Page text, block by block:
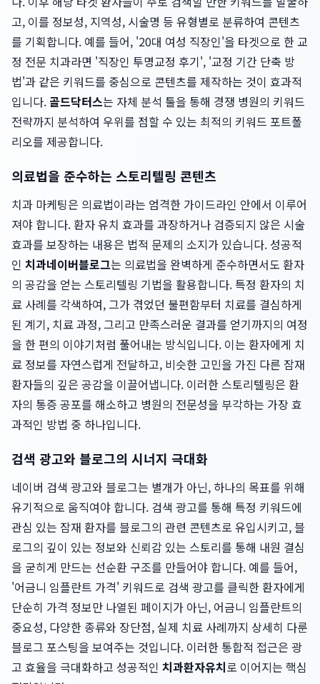
고, 이를 정보성, 지역성, 시술명 등 유형별로 분류하여 콘텐츠
를 기획합니다. 예를 들어, '20대 여성 직장인'을 타겟으로 한 교
정 전문 치과라면 '직장인 투명교정 후기', '교정 기간 단축 방
법'과 같은 키워드를 중심으로 콘텐츠를 제작하는 것이 효과적
입니다. 골드닥터스는 자체 분석 툴을 통해 경쟁 병원의 키워드
전략까지 분석하여 우위를 점할 수 있는 최적의 키워드 포트폴
리오를 제공합니다.
의료법을 준수하는 스토리텔링 콘텐츠
치과 마케팅은 의료법이라는 엄격한 가이드라인 안에서 이루어
져야 합니다. 환자 유치 효과를 과장하거나 검증되지 않은 시술
효과를 보장하는 내용은 법적 문제의 소지가 있습니다. 성공적
인 치과네이버블로그는 의료법을 완벽하게 준수하면서도 환자
의 공감을 얻는 스토리텔링 기법을 활용합니다. 특정 환자의 치
료 사례를 각색하여, 그가 겪었던 불편함부터 치료를 결심하게
된 계기, 치료 과정, 그리고 만족스러운 결과를 얻기까지의 여정
을 한 편의 이야기처럼 풀어내는 방식입니다. 이는 환자에게 치
료 정보를 자연스럽게 전달하고, 비슷한 고민을 가진 다른 잠재
환자들의 깊은 공감을 이끌어냅니다. 이러한 스토리텔링은 환
자의 통증 공포를 해소하고 병원의 전문성을 부각하는 가장 효
과적인 방법 중 하나입니다.
검색 광고와 블로그의 시너지 극대화
네이버 검색 광고와 블로그는 별개가 아닌, 하나의 목표를 위해
유기적으로 움직여야 합니다. 검색 광고를 통해 특정 키워드에
관심 있는 잠재 환자를 블로그의 관련 콘텐츠로 유입시키고, 블
로그의 깊이 있는 정보와 신뢰감 있는 스토리를 통해 내원 결심
을 굳히게 만드는 선순환 구조를 만들어야 합니다. 예를 들어,
'어금니 임플란트 가격' 키워드로 검색 광고를 클릭한 환자에게
단순히 가격 정보만 나열된 페이지가 아닌, 어금니 임플란트의
중요성, 다양한 종류와 장단점, 실제 치료 사례까지 상세히 다룬
블로그 포스팅을 보여주는 것입니다. 이러한 통합적 접근은 광
고 효율을 극대화하고 성공적인 치과환자유치로 이어지는 핵심